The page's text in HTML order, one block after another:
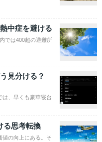
中症を避ける
では400超の避難所
見分ける？
は、早くも豪華寝台
る思考転換
値の向上にある。そ